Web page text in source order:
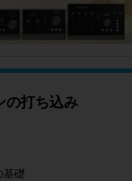
の打ち込み
基礎